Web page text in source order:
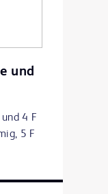
und
4 F
5 F